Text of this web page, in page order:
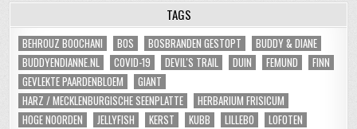
TAGS
BEHROUZ BOOCHANI BOS BOSBRANDEN GESTOPT
BUDDY & DIANE
BUDDYENDIANNE.NL
COVID-19 DEVIL'S TRAIL DUIN FEMUND
FINN
GEVLEKTE PAARDENBLOEM
GIANT
HARZ / MECKLENBURGISCHE SEENPLATTE
HERBARIUM FRISICUM
HOGE NOORDEN
JELLYFISH KERST KUBB LILLEBO
LOFOTEN